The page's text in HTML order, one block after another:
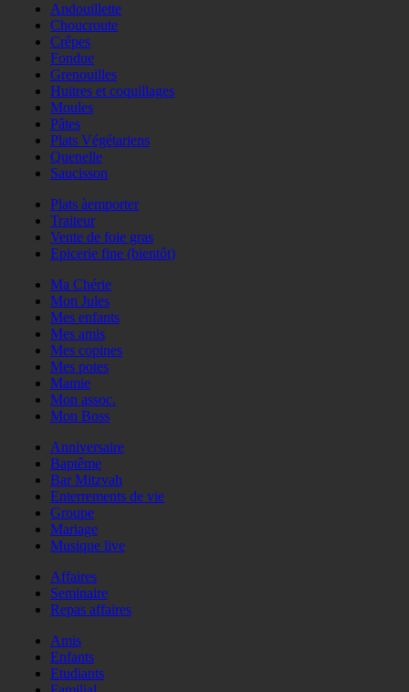
Andouillette
Choucroute
Crêpes
Fondue
Grenouilles
Huitres et coquillages
Moules
Pâtes
Plats Végétariens
Quenelle
Saucisson
Plats àemporter
Traiteur
Vente de foie gras
Epicerie fine (bientôt)
Ma Chérie
Mon Jules
Mes enfants
Mes amis
Mes copines
Mes potes
Mamie
Mon assoc.
Mon Boss
Anniversaire
Baptême
Bar Mitzvah
Enterrements de vie
Groupe
Mariage
Musique live
Affaires
Seminaire
Repas affaires
Amis
Enfants
Etudiants